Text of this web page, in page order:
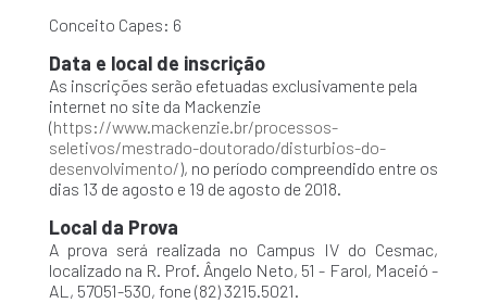
Conceito Capes: 6
Data e local de inscrição
As inscrições serão efetuadas exclusivamente pela
internet no site da Mackenzie
(https://www.mackenzie.br/processos-
seletivos/mestrado-doutorado/disturbios-do-
desenvolvimento/), no período compreendido entre os
dias 13 de agosto e 19 de agosto de 2018.
Local da Prova
A prova será realizada no Campus IV do Cesmac,
localizado na R. Prof. Ângelo Neto, 51 - Farol, Maceió -
AL, 57051-530, fone (82) 3215.5021.